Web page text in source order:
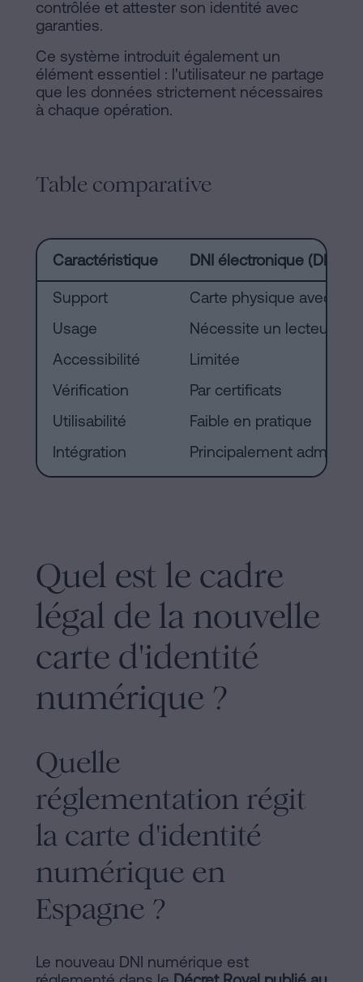
contrôlée et attester son identité avec
garanties.
Ce système introduit également un
élément essentiel : l'utilisateur ne partage
que les données strictement nécessaires
à chaque opération.
Table comparative
Caractéristique DNI électronique (DNIe)
Support
Carte physique avec
Usage
Nécessite un lecteur et
Accessibilité
Limitée
Vérification
Par certificats
Utilisabilité
Faible en pratique
Intégration
Principalement
Quel est le cadre
légal de la nouvelle
carte d'identité
numérique ?
Quelle
réglementation régit
la carte d'identité
numérique en
Espagne ?
Le nouveau DNI numérique est